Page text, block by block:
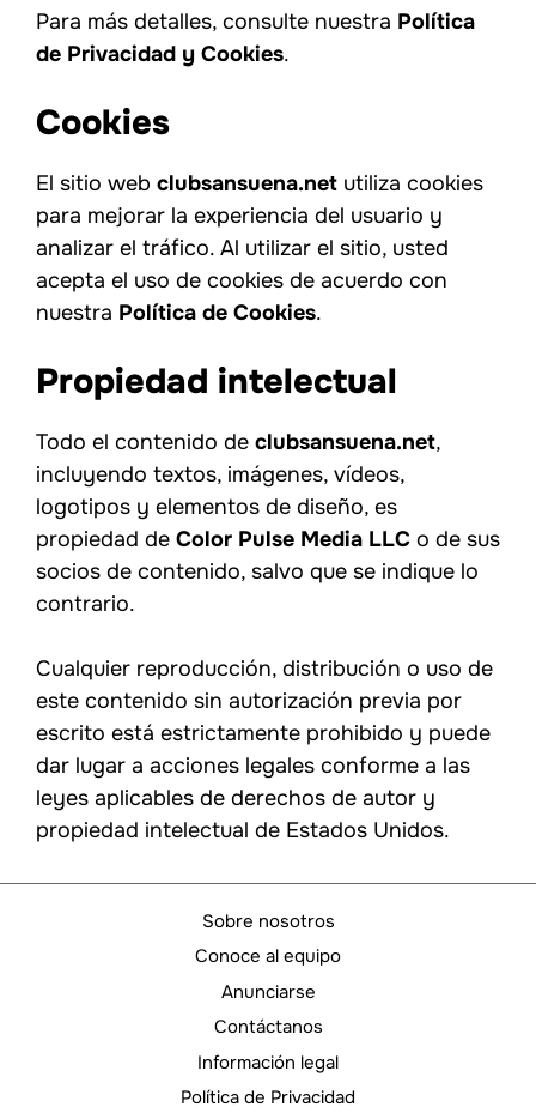
Para más detalles, consulte nuestra Política
de Privacidad y Cookies.
Cookies
El sitio web clubsansuena.net utiliza cookies
para mejorar la experiencia del usuario y
analizar el tráfico. Al utilizar el sitio, usted
acepta el uso de cookies de acuerdo con
nuestra Política de Cookies.
Propiedad intelectual
Todo el contenido de clubsansuena.net,
incluyendo textos, imágenes, vídeos,
logotipos y elementos de diseño, es
propiedad de Color Pulse Media LLC o de sus
socios de contenido, salvo que se indique lo
contrario.
Cualquier reproducción, distribución o uso de
este contenido sin autorización previa por
escrito está estrictamente prohibido y puede
dar lugar a acciones legales conforme a las
leyes aplicables de derechos de autor y
propiedad intelectual de Estados Unidos.
Sobre nosotros
Conoce al equipo
Anunciarse
Contáctanos
Información legal
Política de Privacidad